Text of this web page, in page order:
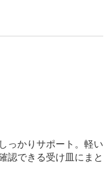
っかりサポート。軽い
認できる受け皿にまと